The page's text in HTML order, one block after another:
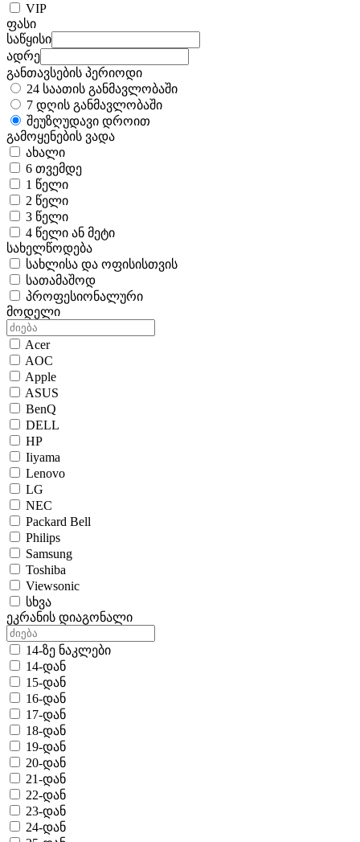
VIP
ფასი
საწყისი
ადრე
განთავსების პერიოდი
24 საათის განმავლობაში
7 დღის განმავლობაში
შეუზღუდავი დროით
გამოყენების ვადა
ახალი
6 თვემდე
1 წელი
2 წელი
3 წელი
4 წელი ან მეტი
სახელწოდება
სახლისა და ოფისისთვის
სათამაშოდ
პროფესიონალური
მოდელი
Acer
AOC
Apple
ASUS
BenQ
DELL
HP
Iiyama
Lenovo
LG
NEC
Packard Bell
Philips
Samsung
Toshiba
Viewsonic
სხვა
ეკრანის დიაგონალი
14-ზე ნაკლები
14-დან
15-დან
16-დან
17-დან
18-დან
19-დან
20-დან
21-დან
22-დან
23-დან
24-დან